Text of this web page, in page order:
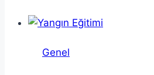
Süreleri
Genel